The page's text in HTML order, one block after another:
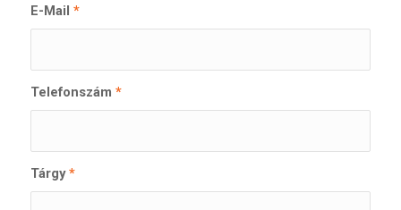
E-Mail *
Telefonszám *
Tárgy*